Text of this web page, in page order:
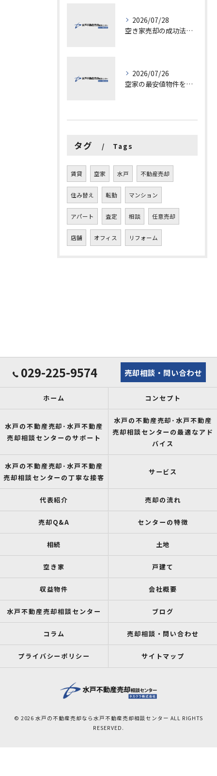
2026/07/28
空き家売却の成功法と注意点
2026/07/26
空家の最安値物件を茨城県水戸市つくば市で探す方法と賢い売却ポイントを徹底解説
タグ Tags
賃貸 空家 水戸 不動産売却
住み替え 転勤 マンション
アパート 査定 相談 任意売却
店舗 オフィス リフォーム
029-225-9574 売却相談・問い合わせ
ホーム コンセプト
水戸の不動産売却･水戸不動産
売却相談センターのサポート
水戸の不動産売却･水戸不動産
売却相談センターの最適なアド
バイス
水戸の不動産売却･水戸不動産
売却相談センターの丁寧な接客
サービス
代表紹介 売却の流れ
売却Q&A センターの特徴
相続 土地
空き家 戸建て
収益物件 会社概要
水戸不動産売却相談センター ブログ
コラム 売却相談・問い合わせ
プライバシーポリシー サイトマップ
© 2026 水戸の不動産売却なら水戸不動産売却相談センター ALL RIGHTS
RESERVED.